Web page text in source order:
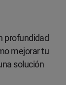
profundidad
mejorar tu
solución